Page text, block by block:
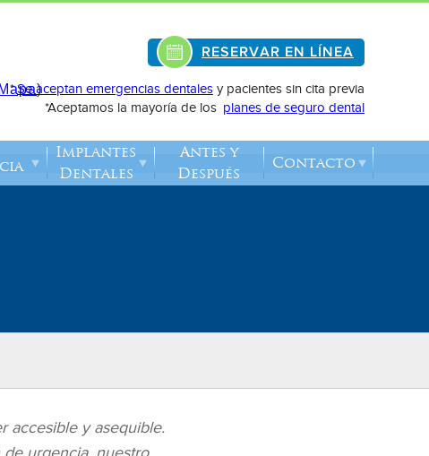
RESERVAR EN LÍNEA
Mapa)
*Se aceptan emergencias dentales y pacientes sin cita previa
*Aceptamos la mayoría de los planes de seguro dental
Implantes
Dentales
Antes y
Después
Contacto
accesible y asequible.